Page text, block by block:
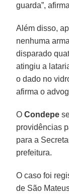
guarda”,
Além disso,
nenhuma
disparado
atingiu a
o dado no
afirma o
OCondepe
providências
para a
prefeitura.
O caso foi
de São